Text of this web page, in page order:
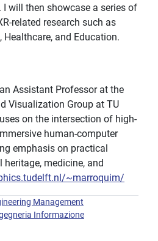
will then showcase a series of
related research such as
and Education.
Assistant Professor at the
Visualization Group at TU
on the intersection of high-
human-computer
emphasis on practical
medicine, and
~marroquim/
Management
Informazione